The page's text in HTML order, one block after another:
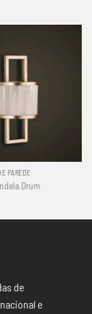
PAREDE
Drum
de
e